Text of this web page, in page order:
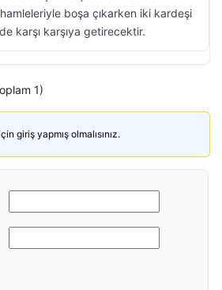
boşa çıkarken iki kardeşi
karşı karşıya getirecektir.
1)
giriş yapmış olmalısınız.